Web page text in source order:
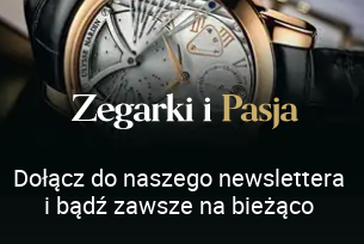
L M
Dołącz do naszego newslettera
i bądź zawsze na bieżąco